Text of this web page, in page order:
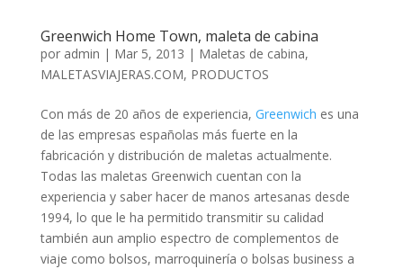
Greenwich Home Town, maleta de cabina
por admin | Mar 5, 2013 | Maletas de cabina,
MALETASVIAJERAS.COM, PRODUCTOS
Con más de 20 años de experiencia, Greenwich es una
de las empresas españolas más fuerte en la
fabricación y distribución de maletas actualmente.
Todas las maletas Greenwich cuentan con la
experiencia y saber hacer de manos artesanas desde
1994, lo que le ha permitido transmitir su calidad
también aun amplio espectro de complementos de
viaje como bolsos, marroquinería o bolsas business a